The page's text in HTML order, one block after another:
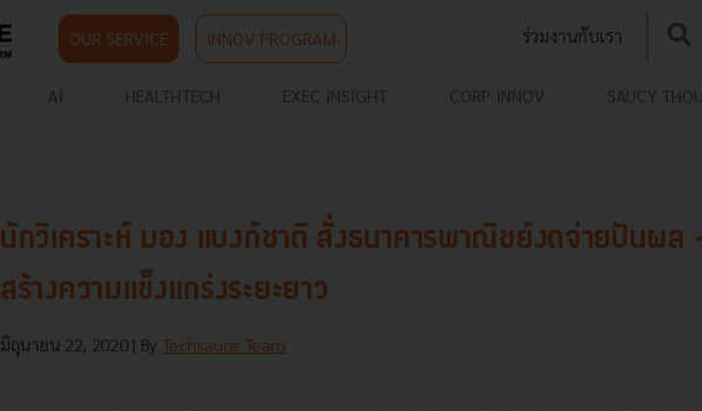
OUR SERVICE INNOV PROGRAM ร่วมงานกับเรา
AI HEALTHTECH EXEC INSIGHT CORP INNOV SAUCY
นักวิเคราะห์ มอง แบงก์ชาติ สั่งธนาคารพาณิชย์งดจ่ายปันผ
สร้างความแข็งแกร่งระยะยาว
มิถุนายน 22, 2020 | By Techsauce Team